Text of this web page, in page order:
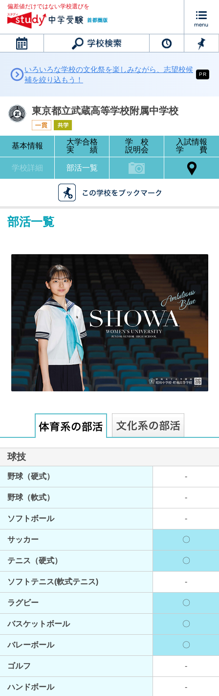
偏差値だけではない学校選びを
カレンダー
東京都立武蔵高等学校附属中学校
ブックマークした学校
ブックマークした学校はありません
いろいろな学校の文化祭を楽しみながら、志望校候
補を絞り込もう！
PR
東京都立武蔵高等学校附属中学校
基本情報
大学合格
実 績
学 校
説明会
入試情報
学 費
学校詳細 部活一覧
部活一覧
球技
野球（硬式） -
野球（軟式） -
ソフトボール -
サッカー 〇
テニス（硬式） 〇
ソフトテニス(軟式テニス) -
ラグビー 〇
バスケットボール 〇
バレーボール 〇
ゴルフ -
ハンドボール -